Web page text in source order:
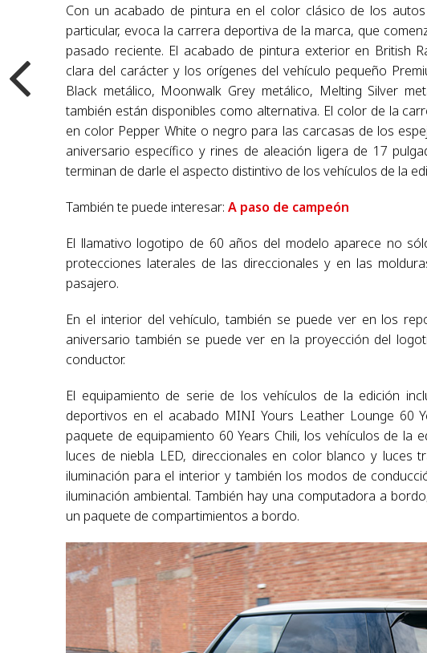
Con un acabado de pintura en el color clásico de los
particular, evoca la carrera deportiva de la marca, que
pasado reciente. El acabado de pintura exterior en British
clara del carácter y los orígenes del vehículo pequeño
Black metálico, Moonwalk Grey metálico, Melting Silver
también están disponibles como alternativa. El color de la
en color Pepper White o negro para las carcasas de los
aniversario específico y rines de aleación ligera de 17
terminan de darle el aspecto distintivo de los vehículos de la
También te puede interesar:A paso de campeón
El llamativo logotipo de 60 años del modelo aparece no
protecciones laterales de las direccionales y en las
pasajero.
En el interior del vehículo, también se puede ver en los
aniversario también se puede ver en la proyección del
conductor.
El equipamiento de serie de los vehículos de la edición
deportivos en el acabado MINI Yours Leather Lounge 60
paquete de equipamiento 60 Years Chili, los vehículos de la
luces de niebla LED, direccionales en color blanco y luces
iluminación para el interior y también los modos de
iluminación ambiental. También hay una computadora a
un paquete de compartimientos a bordo.